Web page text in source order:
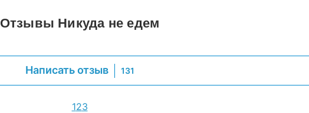
Отзывы Никуда не едем
Написать отзыв 131
123